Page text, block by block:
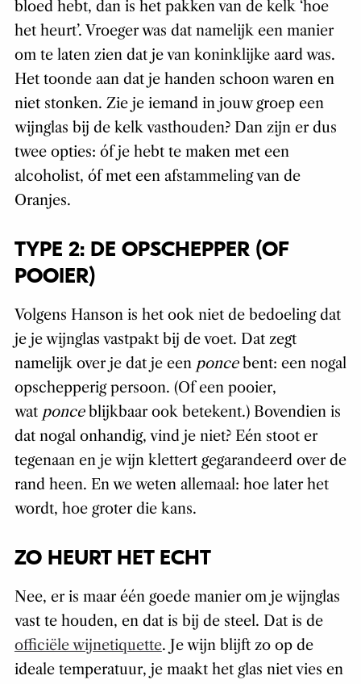
bloed hebt, dan is het pakken van de kelk ‘hoe
het heurt’. Vroeger was dat namelijk een manier
om te laten zien dat je van koninklijke aard was.
Het toonde aan dat je handen schoon waren en
niet stonken. Zie je iemand in jouw groep een
wijnglas bij de kelk vasthouden? Dan zijn er dus
twee opties: óf je hebt te maken met een
alcoholist, óf met een afstammeling van de
Oranjes.
TYPE 2: DE OPSCHEPPER (OF
POOIER)
Volgens Hanson is het ook niet de bedoeling dat
je je wijnglas vastpakt bij de voet. Dat zegt
namelijk over je dat je een poncebent: een nogal
opschepperig persoon. (Of een pooier,
wat ponceblijkbaar ook betekent.) Bovendien is
dat nogal onhandig, vind je niet? Eén stoot er
tegenaan en je wijn klettert gegarandeerd over de
rand heen. En we weten allemaal: hoe later het
wordt, hoe groter die kans.
ZO HEURT HET ECHT
Nee, er is maar één goede manier om je wijnglas
vast te houden, en dat is bij de steel. Dat is de
officiële wijnetiquette. Je wijn blijft zo op de
ideale temperatuur, je maakt het glas niet vies en